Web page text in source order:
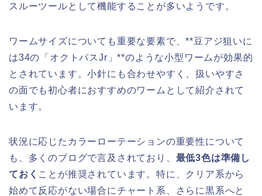
スルーツールとして機能することが多いようです。
ワームサイズについても重要な要素で、**豆アジ狙いに
は34の「オクトパスJr」**のような小型ワームが効果的
とされています。小針にも合わせやすく、扱いやすさ
の面でも初心者におすすめのワームとして紹介されて
います。
状況に応じたカラーローテーションの重要性について
も、多くのブログで言及されており、 最低3色は準備し
ておく ことが推奨されています。特に、クリア系から
始めて反応がない場合にチャート系、さらに黒系へと